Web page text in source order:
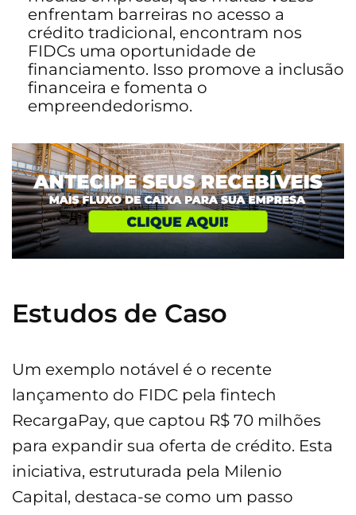
enfrentam barreiras no acesso a
crédito tradicional, encontram nos
FIDCs uma oportunidade de
financiamento. Isso promove a inclusão
financeira e fomenta o
empreendedorismo.
Estudos de Caso
Um exemplo notável é o recente
lançamento do FIDC pela fintech
RecargaPay, que captou R$ 70 milhões
para expandir sua oferta de crédito. Esta
iniciativa, estruturada pela Milenio
Capital, destaca-se como um passo